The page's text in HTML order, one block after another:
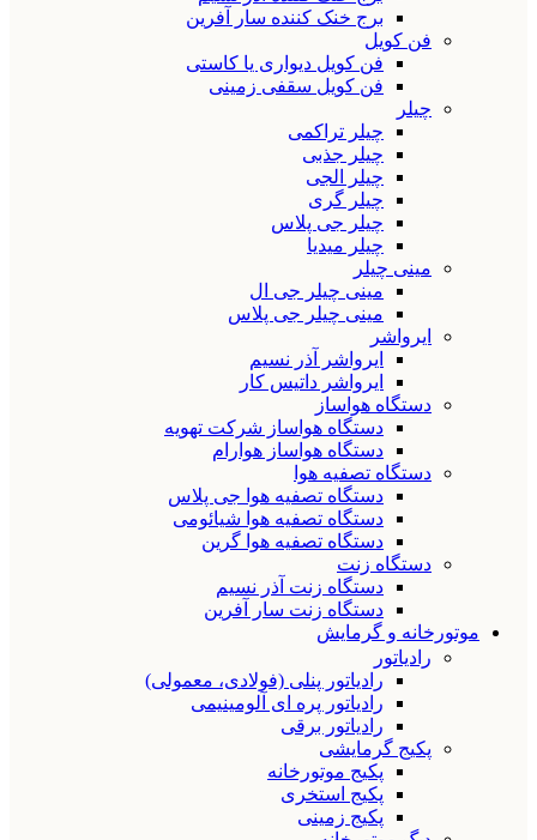
برج خنک کننده سار آفرین
فن کویل
فن کویل دیواری یا کاستی
فن کویل سقفی زمینی
چیلر
چیلر تراکمی
چیلر جذبی
چیلر الجی
چیلر گری
چیلر جی پلاس
چیلر میدیا
مینی چیلر
مینی چیلر جی ال
مینی چیلر جی پلاس
ایرواشر
ایرواشر آذر نسیم
ایرواشر داتیس کار
دستگاه هواساز
دستگاه هواساز شرکت تهویه
دستگاه هواساز هوارام
دستگاه تصفیه هوا
دستگاه تصفیه هوا جی پلاس
دستگاه تصفیه هوا شیائومی
دستگاه تصفیه هوا گرین
دستگاه زنت
دستگاه زنت آذر نسیم
دستگاه زنت سار آفرین
موتورخانه و گرمایش
رادیاتور
رادیاتور پنلی (فولادی، معمولی)
رادیاتور پره ای آلومینیمی
رادیاتور برقی
پکیج گرمایشی
پکیج موتورخانه
پکیج استخری
پکیج زمینی